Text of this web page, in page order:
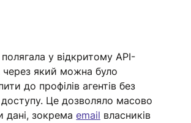
у відкритому API-
через який можна було
до профілів агентів без
доступу. Це дозволяло масово
дані, зокрема email власників